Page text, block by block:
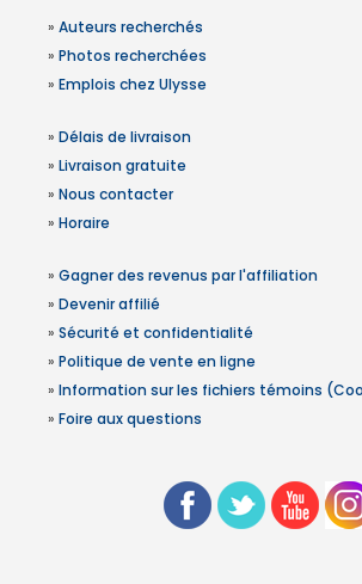
» Auteurs recherchés
» Photos recherchées
» Emplois chez Ulysse
» Délais de livraison
» Livraison gratuite
» Nous contacter
» Horaire
» Gagner des revenus par l'affiliation
» Devenir affilié
» Sécurité et confidentialité
» Politique de vente en ligne
» Information sur les fichiers témoins
» Foire aux questions